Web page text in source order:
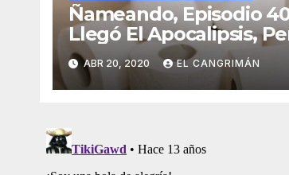
Ñameando, Episodio
Llegó El Apocalipsis,
Menos Hay Netflix
ABR 20, 2020 EL CANGRIMÁN